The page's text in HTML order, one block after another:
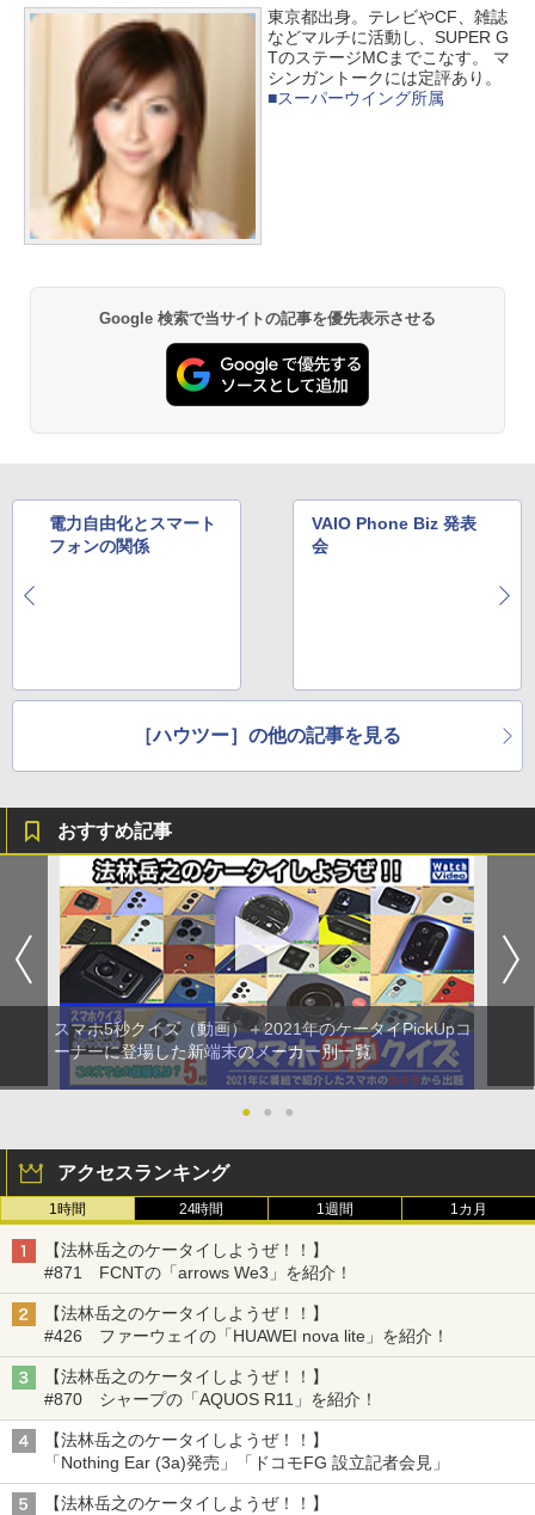
東京都出身。テレビやCF、雑誌
などマルチに活動し、SUPER G
TのステージMCまでこなす。 マ
シンガントークには定評あり。
■スーパーウイング所属
Google 検索で当サイトの記事を優先表示させる
電力自由化とスマート
フォンの関係
VAIO Phone Biz 発表
会
［ハウツー］の他の記事を見る
おすすめ記事
スマホ5秒クイズ（動画）＋2021年のケータイPickUpコ
ーナーに登場した新端末のメーカー別一覧
● ● ●
アクセスランキング
1時間 24時間 1週間 1カ月
【法林岳之のケータイしようぜ！！】
#871 FCNTの「arrows We3」を紹介！
【法林岳之のケータイしようぜ！！】
#426 ファーウェイの「HUAWEI nova lite」を紹介！
【法林岳之のケータイしようぜ！！】
#870 シャープの「AQUOS R11」を紹介！
【法林岳之のケータイしようぜ！！】
「Nothing Ear (3a)発売」「ドコモFG 設立記者会見」
【法林岳之のケータイしようぜ！！】